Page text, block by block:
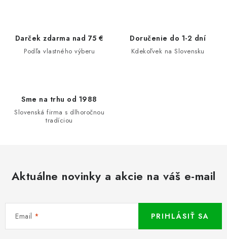
Darček zdarma nad 75 €
Podľa vlastného výberu
Doručenie do 1-2 dní
Kdekoľvek na Slovensku
Sme na trhu od 1988
Slovenská firma s dlhoročnou
tradíciou
Aktuálne novinky a akcie na váš e-mail
Email PRIHLÁSIŤ SA